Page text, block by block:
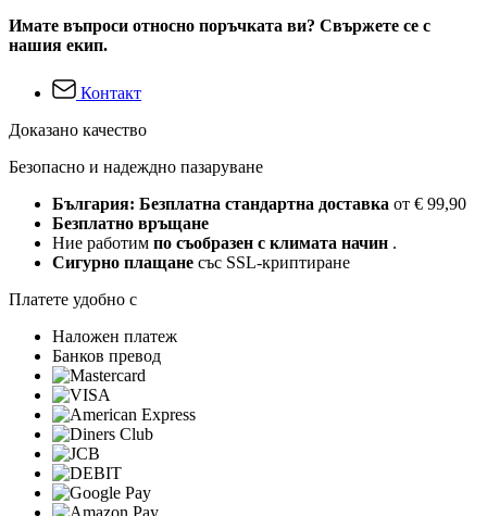
Имате въпроси относно поръчката ви? Свържете се с
нашия екип.
Контакт
Доказано качество
Безопасно и надеждно пазаруване
България: Безплатна стандартна доставка от € 99,90
Безплатно връщане
Ние работим по съобразен с климата начин .
Сигурно плащане със SSL-криптиране
Платете удобно с
Наложен платеж
Банков превод